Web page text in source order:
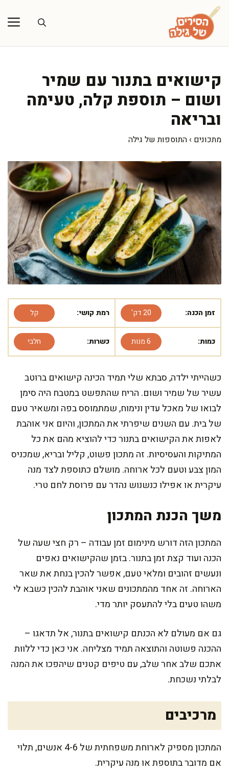
לדלג
לתוכן
קישואים בתנור עם שמיר
ושום – תוספת קלה, טעימה
ובריאה
מתכונים › התוספות של גילה
זמן הכנה: 20 דק' רמת קושי: קל
כמות: 6 מנות כשרות: חלבי
כשהייתי ילדה, סבתא שלי תמיד הכינה קישואים ברוטב
עשיר של שמיר ושום. הריח שהתפשט במטבח היה סימן
לבואו של מאכל עדין ונימוח, שמתמוסס בפה ומשאיר טעם
של בית. עם השנים שיפרתי את המתכון, והיום אני אוהבת
לאפות את הקישואים בתנור כדי להוציא מהם את כל
המתיקות והעסיסיות. זה מתכון פשוט, קליל ובריא, שמכניס
המון צבע וטעם לכל ארוחה. מושלם כתוספת לצד מנה
עיקרית או אפילו כנשנוש נהדר עם פרוסת לחם טרי.
משך הכנת המתכון
המתכון הזה דורש מינימום זמן עבודה – רק חצי שעה של
הכנה ועוד קצת זמן בתנור. בזמן שהקישואים נאפים
ונעשים זהובים ומלאי טעם, אפשר להכין בנחת את שאר
הארוחה. זה אחד מהמתכונים שאני אוהבת להכין כשבא לי
משהו טעים בלי להתעסק יותר מדי.
גם אם מעולם לא הכנתם קישואים בתנור, אל תדאגו –
ההכנה פשוטה והתוצאה תמיד מצליחה. אני כאן כדי ללוות
אתכם שלב אחר שלב, עם טיפים קטנים שיהפכו את המנה
לבלתי נשכחת.
מרכיבים
המתכון מספיק לארוחת משפחתית של 4-6 אנשים, תלוי
אם מדובר בתוספת או מנה עיקרית.